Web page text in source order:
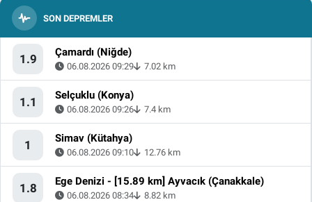
SON DEPREMLER
1.9 Çamardı (Niğde)
06.08.2026 09:29 7.02 km
1.1 Selçuklu (Konya)
06.08.2026 09:26 7.4 km
1 Simav (Kütahya)
06.08.2026 09:10 12.76 km
1.8 Ege Denizi - [15.89 km] Ayvacık (Çanakkale)
06.08.2026 08:34 8.82 km